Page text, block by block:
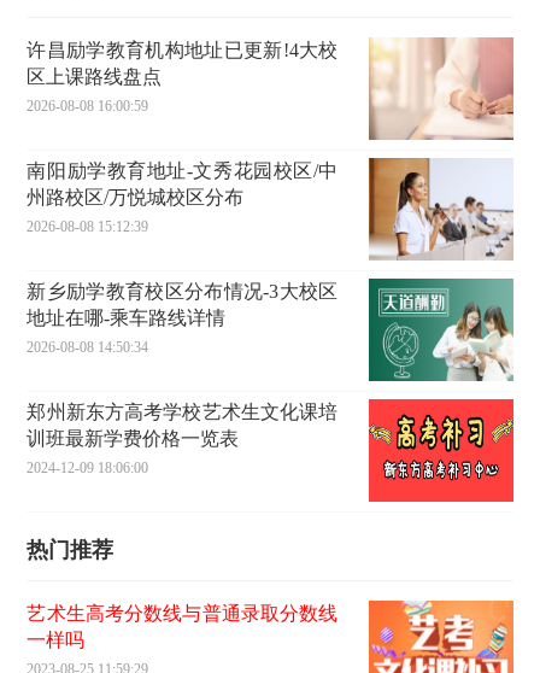
许昌励学教育机构地址已更新!4大校
区上课路线盘点
2026-08-08 16:00:59
南阳励学教育地址-文秀花园校区/中
州路校区/万悦城校区分布
2026-08-08 15:12:39
新乡励学教育校区分布情况-3大校区
地址在哪-乘车路线详情
2026-08-08 14:50:34
郑州新东方高考学校艺术生文化课培
训班最新学费价格一览表
2024-12-09 18:06:00
热门推荐
艺术生高考分数线与普通录取分数线
一样吗
2023-08-25 11:59:29